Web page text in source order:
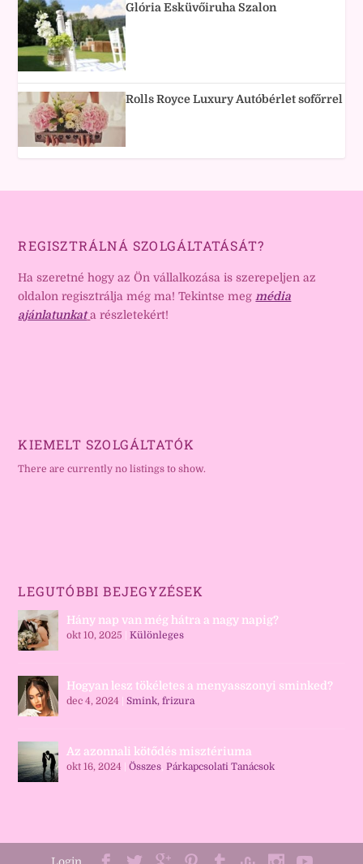
Glória Esküvőiruha Szalon
Rolls Royce Luxury Autóbérlet sofőrrel
REGISZTRÁLNÁ SZOLGÁLTATÁSÁT?
Ha szeretné hogy az Ön vállalkozása is szerepeljen az
oldalon regisztrálja még ma! Tekintse meg média
ajánlatunkat a részletekért!
KIEMELT SZOLGÁLTATÓK
There are currently no listings to show.
LEGUTÓBBI BEJEGYZÉSEK
Hány nap van még hátra a nagy napig?
okt 10, 2025 |Különleges
Hogyan lesz tökéletes a menyasszonyi sminked?
dec 4, 2024 |Smink, frizura
Az azonnali kötődés misztériuma
okt 16, 2024 |Összes ,Párkapcsolati Tanácsok
Login